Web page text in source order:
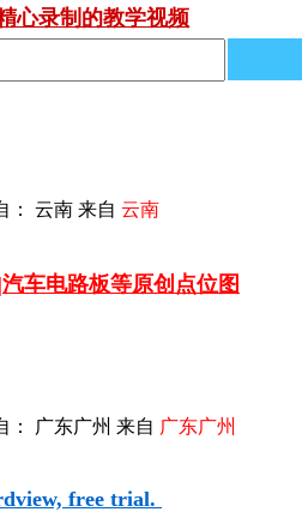
心录制的教学视频
： 云南 来自 云南
车电路板等原创点位图
： 广东广州 来自 广东广州
free trial.